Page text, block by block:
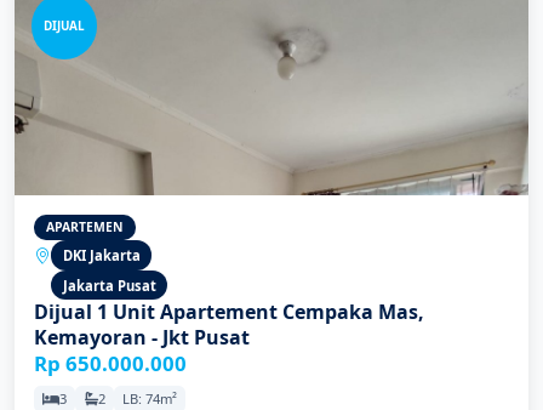
DIJUAL
APARTEMEN
DKI Jakarta
Jakarta Pusat
Dijual 1 Unit Apartement Cempaka Mas,
Kemayoran - Jkt Pusat
Rp 650.000.000
3 2 LB: 74m²